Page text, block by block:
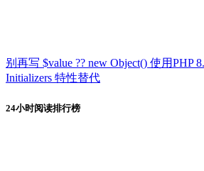
别再写 $value ?? new Object() 使用PHP
Initializers 特性替代
24小时阅读排行榜